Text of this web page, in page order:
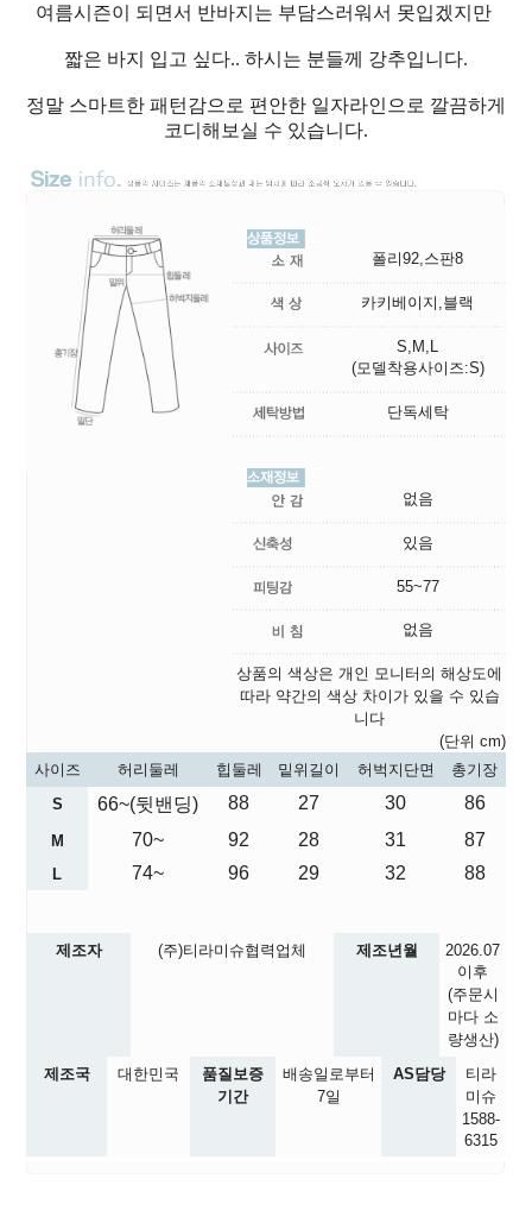
여름시즌이 되면서 반바지는 부담스러워서 못입겠지만
짧은 바지 입고 싶다.. 하시는 분들께 강추입니다.
정말 스마트한 패턴감으로 편안한 일자라인으로 깔끔하게
코디해보실 수 있습니다.
폴리92,스판8
카키베이지,블랙
S,M,L
(모델착용사이즈:S)
단독세탁
없음
있음
55~77
없음
상품의 색상은 개인 모니터의 해상도에
따라 약간의 색상 차이가 있을 수 있습
니다
(단위 cm)
사이즈
허리둘레 힙둘레 밑위길이 허벅지단면
총기장
S
66~(뒷밴딩) 88 27 30 86
M 70~ 92 28 31 87
L 74~ 96 29 32 88
제조자 (주)티라미슈협력업체 제조년월
2026.07
이후
(주문시
마다 소
량생산)
제조국
대한민국
품질보증
기간
배송일로부터
7일
AS담당
티라
미슈
1588-
6315